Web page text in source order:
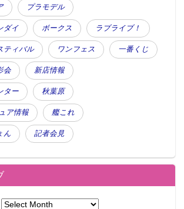
プラモデル
ダイ ボークス ラブライブ！
ティバル ワンフェス 一番くじ
会 新店情報
ター 秋葉原
ア情報 艦これ
ん 記者会見